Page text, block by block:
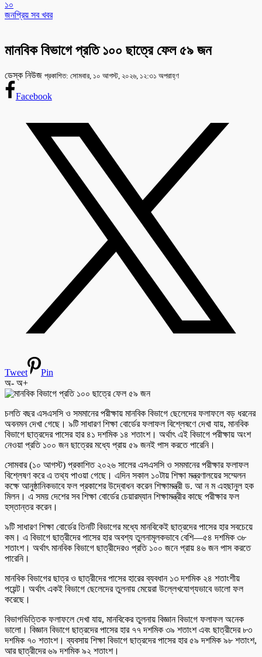
১০
জনপ্রিয় সব খবর
মানবিক বিভাগে প্রতি ১০০ ছাত্রে ফেল ৫৯ জন
ডেস্ক নিউজ প্রকাশিত: সোমবার, ১০ আগস্ট, ২০২৬, ১২:৩১ অপরাহ্ণ
Facebook
Tweet
Pin
অ- অ+
চলতি বছর এসএসসি ও সমমানের পরীক্ষায় মানবিক বিভাগে ছেলেদের ফলাফলে বড় ধরনের
অবনমন দেখা গেছে। ৯টি সাধারণ শিক্ষা বোর্ডের ফলাফল বিশ্লেষণে দেখা যায়, মানবিক
বিভাগে ছাত্রদের পাসের হার ৪১ দশমিক ১৪ শতাংশ। অর্থাৎ এই বিভাগে পরীক্ষায় অংশ
নেওয়া প্রতি ১০০ জন ছাত্রের মধ্যে প্রায় ৫৯ জনই পাস করতে পারেনি।
সোমবার (১০ আগস্ট) প্রকাশিত ২০২৬ সালের এসএসসি ও সমমানের পরীক্ষার ফলাফল
বিশ্লেষণ করে এ তথ্য পাওয়া গেছে। এদিন সকাল ১০টায় শিক্ষা মন্ত্রণালয়ের সম্মেলন
কক্ষে আনুষ্ঠানিকভাবে ফল প্রকাশের উদ্বোধন করেন শিক্ষামন্ত্রী ড. আ ন ম এহছানুল হক
মিলন। এ সময় দেশের সব শিক্ষা বোর্ডের চেয়ারম্যান শিক্ষামন্ত্রীর কাছে পরীক্ষার ফল
হস্তান্তর করেন।
৯টি সাধারণ শিক্ষা বোর্ডের তিনটি বিভাগের মধ্যে মানবিকেই ছাত্রদের পাসের হার সবচেয়ে
কম। এ বিভাগে ছাত্রীদের পাসের হার অবশ্য তুলনামূলকভাবে বেশি—৫৪ দশমিক ৩৮
শতাংশ। অর্থাৎ মানবিক বিভাগে ছাত্রীদেরও প্রতি ১০০ জনে প্রায় ৪৬ জন পাস করতে
পারেনি।
মানবিক বিভাগের ছাত্র ও ছাত্রীদের পাসের হারের ব্যবধান ১৩ দশমিক ২৪ শতাংশীয়
পয়েন্ট। অর্থাৎ একই বিভাগে ছেলেদের তুলনায় মেয়েরা উল্লেখযোগ্যভাবে ভালো ফল
করেছে।
বিভাগভিত্তিক ফলাফলে দেখা যায়, মানবিকের তুলনায় বিজ্ঞান বিভাগে ফলাফল অনেক
ভালো। বিজ্ঞান বিভাগে ছাত্রদের পাসের হার ৭৭ দশমিক ৩৯ শতাংশ এবং ছাত্রীদের ৮৩
দশমিক ৭০ শতাংশ। ব্যবসায় শিক্ষা বিভাগে ছাত্রদের পাসের হার ৫৯ দশমিক ৯৮ শতাংশ,
আর ছাত্রীদের ৬৯ দশমিক ৯২ শতাংশ।